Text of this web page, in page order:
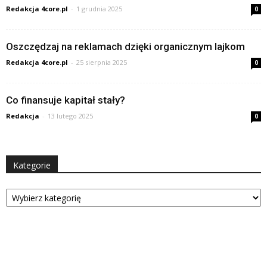
Redakcja 4core.pl - 1 grudnia 2025 0
Oszczędzaj na reklamach dzięki organicznym lajkom
Redakcja 4core.pl - 25 sierpnia 2025 0
Co finansuje kapitał stały?
Redakcja - 13 lutego 2025 0
Kategorie
Kategorie